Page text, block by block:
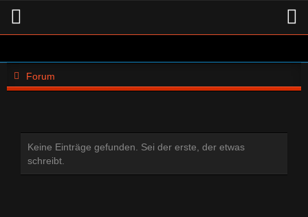
Forum
Keine Einträge gefunden. Sei der erste, der etwas
schreibt.